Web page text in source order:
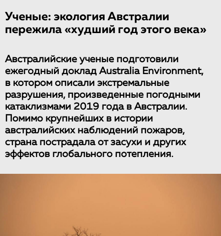
Ученые: экология Австралии
пережила «худший год этого века»
Австралийские ученые подготовили
ежегодный доклад Australia Environment,
в котором описали экстремальные
разрушения, произведенные погодными
катаклизмами 2019 года в Австралии.
Помимо крупнейших в истории
австралийских наблюдений пожаров,
страна пострадала от засухи и других
эффектов глобального потепления.